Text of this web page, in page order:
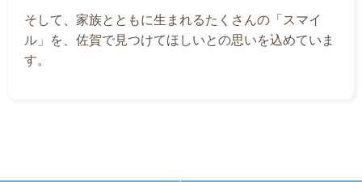
そして、家族とともに生まれるたくさんの「スマイ
ル」を、佐賀で見つけてほしいとの思いを込めていま
す。